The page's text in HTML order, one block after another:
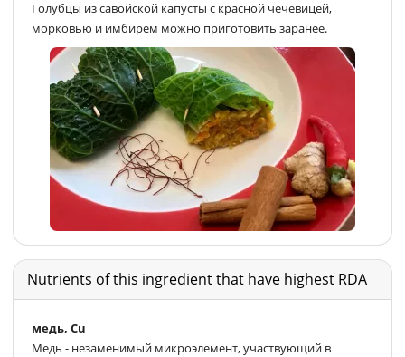
Голубцы из савойской капусты с красной чечевицей,
морковью и имбирем можно приготовить заранее.
Nutrients of this ingredient that have highest RDA
медь, Cu
Медь - незаменимый микроэлемент, участвующий в